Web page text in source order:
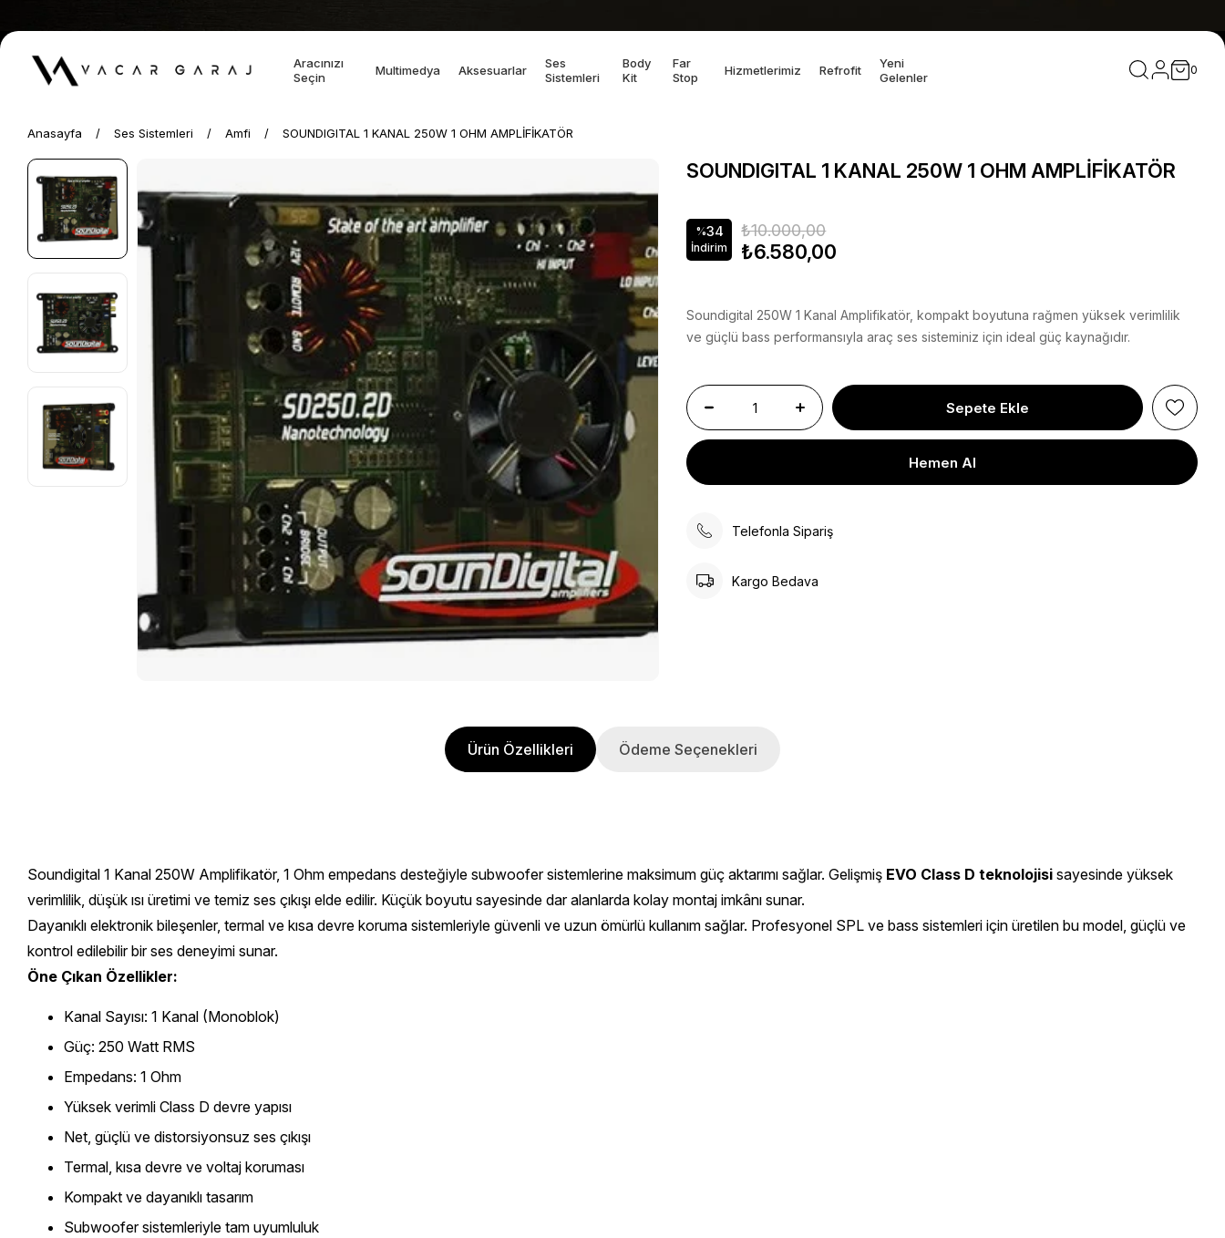
Aracınızı
Seçin
Multimedya Aksesuarlar
Ses
Sistemleri
Body
Kit
Far
Stop
Hizmetlerimiz Refrofit
Yeni
Gelenler
0
Anasayfa Ses Sistemleri Amfi SOUNDIGITAL 1 KANAL 250W 1 OHM AMPLİFİKATÖR
SOUNDIGITAL 1 KANAL 250W 1 OHM AMPLİFİKATÖR
%34
İndirim
₺10.000,00
₺6.580,00
Soundigital 250W 1 Kanal Amplifikatör, kompakt boyutuna rağmen yüksek verimlilik
ve güçlü bass performansıyla araç ses sisteminiz için ideal güç kaynağıdır.
Telefonla Sipariş
Kargo Bedava
Ürün Özellikleri Ödeme Seçenekleri
Soundigital 1 Kanal 250W Amplifikatör, 1 Ohm empedans desteğiyle subwoofer sistemlerine maksimum güç aktarımı sağlar. Gelişmiş EVO Class D teknolojisi sayesinde yüksek
verimlilik, düşük ısı üretimi ve temiz ses çıkışı elde edilir. Küçük boyutu sayesinde dar alanlarda kolay montaj imkânı sunar.
Dayanıklı elektronik bileşenler, termal ve kısa devre koruma sistemleriyle güvenli ve uzun ömürlü kullanım sağlar. Profesyonel SPL ve bass sistemleri için üretilen bu model, güçlü ve
kontrol edilebilir bir ses deneyimi sunar.
Öne Çıkan Özellikler:
Kanal Sayısı: 1 Kanal (Monoblok)
Güç: 250 Watt RMS
Empedans: 1 Ohm
Yüksek verimli Class D devre yapısı
Net, güçlü ve distorsiyonsuz ses çıkışı
Termal, kısa devre ve voltaj koruması
Kompakt ve dayanıklı tasarım
Subwoofer sistemleriyle tam uyumluluk